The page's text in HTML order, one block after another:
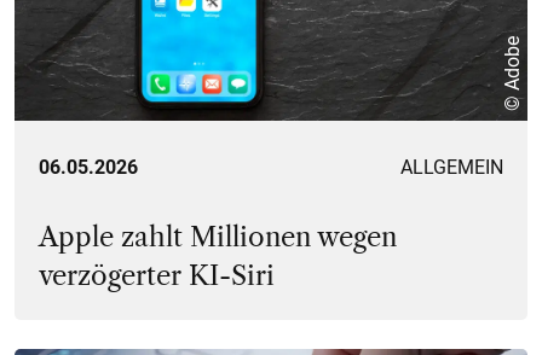
© Adobe
06.05.2026 ALLGEMEIN
Apple zahlt Millionen wegen
verzögerter KI-Siri